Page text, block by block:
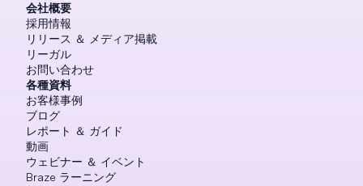
会社概要
採用情報
リリース ＆ メディア掲載
リーガル
お問い合わせ
各種資料
お客様事例
ブログ
レポート ＆ ガイド
動画
ウェビナー ＆ イベント
Braze ラーニング